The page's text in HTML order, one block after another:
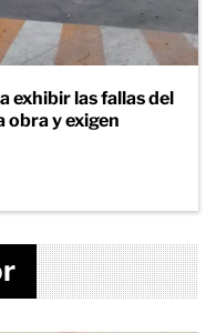
exhibir las fallas del
obra y exigen